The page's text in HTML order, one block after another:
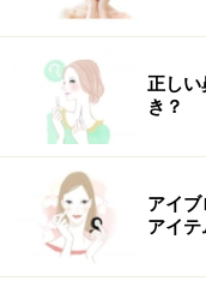
縄跳びダイエ
継続すれば全身スリ
縄跳びアイテムは
いものでは100円
なものを使用した
正し
き？
アイ
アイ